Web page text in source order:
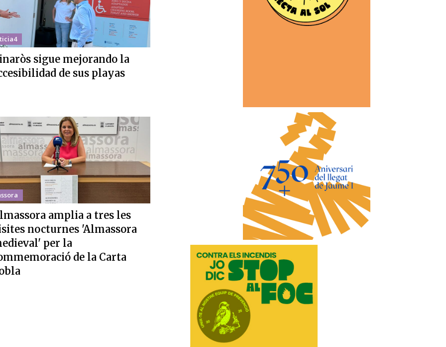
sigue mejorando la
de sus playas
amplia a tres les
nocturnes 'Almassora
per la
de la Carta